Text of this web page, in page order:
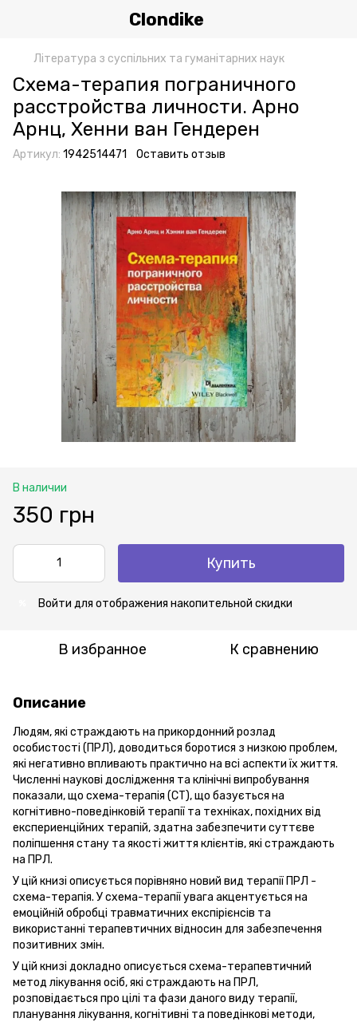
Clondike
Література з суспільних та гуманітарних наук
Схема-терапия пограничного
расстройства личности. Арно
Арнц, Хенни ван Гендерен
Артикул: 1942514471 Оставить отзыв
В наличии
350 грн
Купить
Войти для отображения накопительной скидки
В избранное К сравнению
Описание
Людям, які страждають на прикордонний розлад
особистості (ПРЛ), доводиться боротися з низкою проблем,
які негативно впливають практично на всі аспекти їх життя.
Численні наукові дослідження та клінічні випробування
показали, що схема-терапія (СТ), що базується на
когнітивно-поведінковій терапії та техніках, похідних від
експериенційних терапій, здатна забезпечити суттєве
поліпшення стану та якості життя клієнтів, які страждають
на ПРЛ.
У цій книзі описується порівняно новий вид терапії ПРЛ -
схема-терапія. У схема-терапії увага акцентується на
емоційній обробці травматичних експірієнсів та
використанні терапевтичних відносин для забезпечення
позитивних змін.
У цій книзі докладно описується схема-терапевтичний
метод лікування осіб, які страждають на ПРЛ,
розповідається про цілі та фази даного виду терапії,
планування лікування, когнітивні та поведінкові методи,